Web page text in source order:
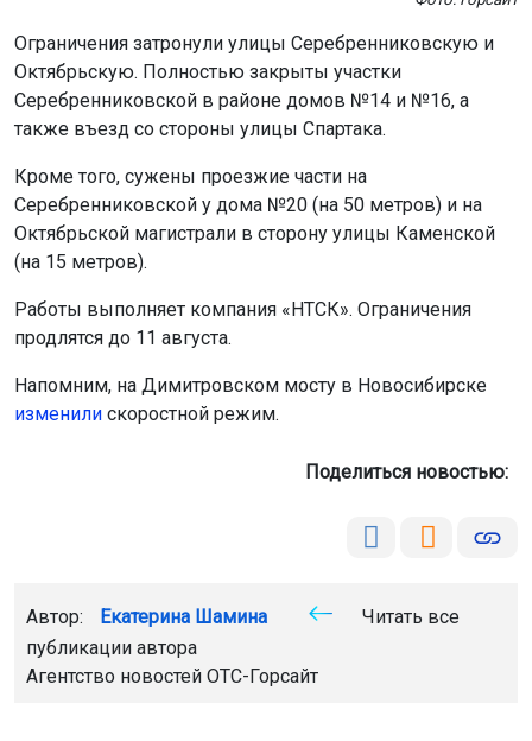
Ограничения затронули улицы Серебренниковскую и
Октябрьскую. Полностью закрыты участки
Серебренниковской в районе домов №14 и №16, а
также въезд со стороны улицы Спартака.
Кроме того, сужены проезжие части на
Серебренниковской у дома №20 (на 50 метров) и на
Октябрьской магистрали в сторону улицы Каменской
(на 15 метров).
Работы выполняет компания «НТСК». Ограничения
продлятся до 11 августа.
Напомним, на Димитровском мосту в Новосибирске
изменили скоростной режим.
Поделиться новостью:
Автор: Екатерина Шамина
Читать все
публикации автора
Агентство новостей ОТС-Горсайт